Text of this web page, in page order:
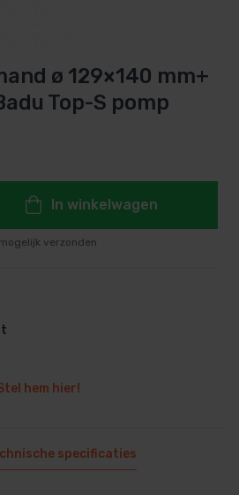
ø 129×140 mm+
Top-S pomp
In winkelwagen
verzonden
hem hier!
specificaties